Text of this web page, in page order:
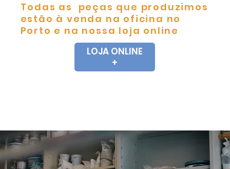
Todas as peças que produzimos
estão à venda na oficina no
Porto e na nossa loja online
LOJA ONLINE
+